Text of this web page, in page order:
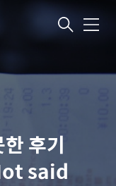
메
후기
said